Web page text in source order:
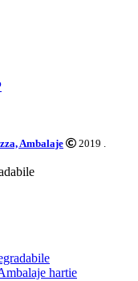
Ambalaje
2019 .
hartie